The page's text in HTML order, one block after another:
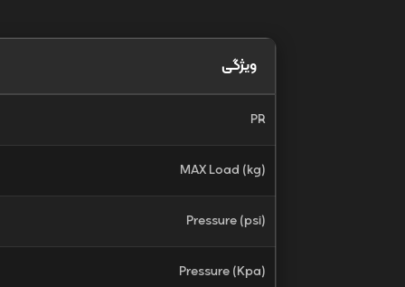
ویژگی
PR
MAX Load (kg)
Pressure (psi)
Pressure (Kpa)